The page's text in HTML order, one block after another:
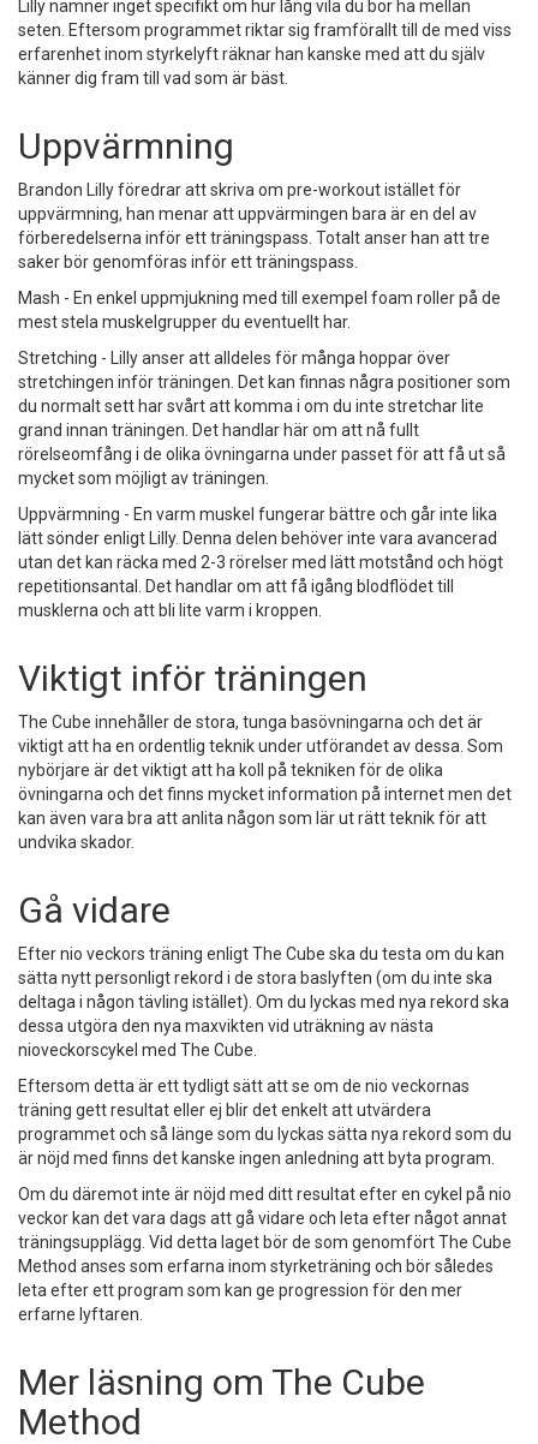
Lilly nämner inget specifikt om hur lång vila du bör ha mellan
seten. Eftersom programmet riktar sig framförallt till de med viss
erfarenhet inom styrkelyft räknar han kanske med att du själv
känner dig fram till vad som är bäst.
Uppvärmning
Brandon Lilly föredrar att skriva om pre-workout istället för
uppvärmning, han menar att uppvärmingen bara är en del av
förberedelserna inför ett träningspass. Totalt anser han att tre
saker bör genomföras inför ett träningspass.
Mash - En enkel uppmjukning med till exempel foam roller på de
mest stela muskelgrupper du eventuellt har.
Stretching - Lilly anser att alldeles för många hoppar över
stretchingen inför träningen. Det kan finnas några positioner som
du normalt sett har svårt att komma i om du inte stretchar lite
grand innan träningen. Det handlar här om att nå fullt
rörelseomfång i de olika övningarna under passet för att få ut så
mycket som möjligt av träningen.
Uppvärmning - En varm muskel fungerar bättre och går inte lika
lätt sönder enligt Lilly. Denna delen behöver inte vara avancerad
utan det kan räcka med 2-3 rörelser med lätt motstånd och högt
repetitionsantal. Det handlar om att få igång blodflödet till
musklerna och att bli lite varm i kroppen.
Viktigt inför träningen
The Cube innehåller de stora, tunga basövningarna och det är
viktigt att ha en ordentlig teknik under utförandet av dessa. Som
nybörjare är det viktigt att ha koll på tekniken för de olika
övningarna och det finns mycket information på internet men det
kan även vara bra att anlita någon som lär ut rätt teknik för att
undvika skador.
Gå vidare
Efter nio veckors träning enligt The Cube ska du testa om du kan
sätta nytt personligt rekord i de stora baslyften (om du inte ska
deltaga i någon tävling istället). Om du lyckas med nya rekord ska
dessa utgöra den nya maxvikten vid uträkning av nästa
nioveckorscykel med The Cube.
Eftersom detta är ett tydligt sätt att se om de nio veckornas
träning gett resultat eller ej blir det enkelt att utvärdera
programmet och så länge som du lyckas sätta nya rekord som du
är nöjd med finns det kanske ingen anledning att byta program.
Om du däremot inte är nöjd med ditt resultat efter en cykel på nio
veckor kan det vara dags att gå vidare och leta efter något annat
träningsupplägg. Vid detta laget bör de som genomfört The Cube
Method anses som erfarna inom styrketräning och bör således
leta efter ett program som kan ge progression för den mer
erfarne lyftaren.
Mer läsning om The Cube
Method